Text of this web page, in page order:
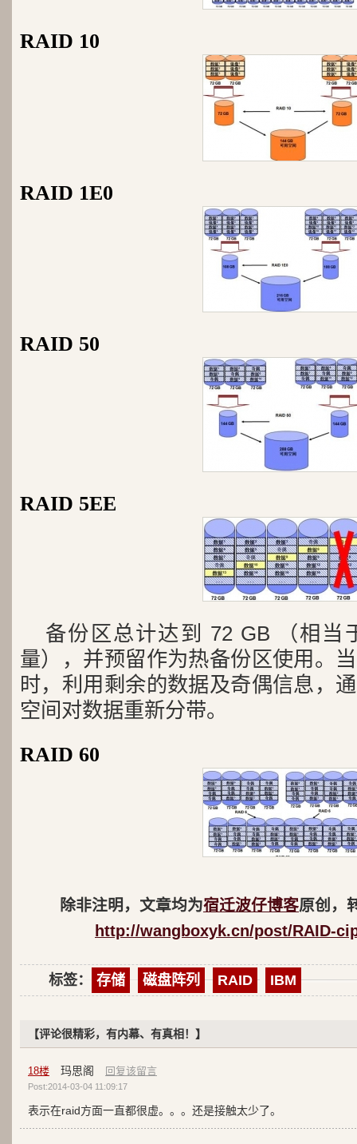
RAID 10
RAID 1E0
RAID 50
RAID 5EE
备份区总计达到 72 GB （相当
量），并预留作为热备份区使用。
时，利用剩余的数据及奇偶信息，
空间对数据重新分带。
RAID 60
除非注明，文章均为宿迁波仔博客原创，
http://wangboxyk.cn/post/RAID-
标签： 存储 磁盘阵列 RAID IBM
【评论很精彩，有内幕、有真相！】
18楼 玛思阁 回复该留言
Post:2014-03-04 11:09:17
表示在raid方面一直都很虚。。。还是接触太少了。